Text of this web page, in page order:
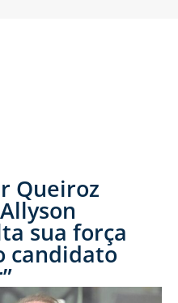
Queiroz
sua força
candidato